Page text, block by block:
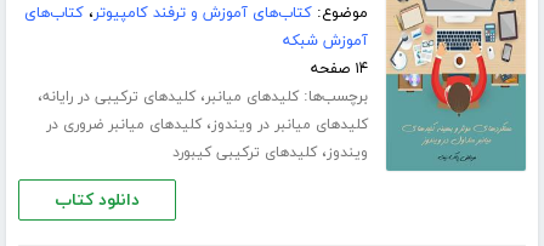
موضوع:کتاب‌های آموزش و ترفند کامپیوتر،کتاب‌های
آموزش شبکه
۱۴ صفحه
برچسب‌ها:کلیدهای میانبر،کلیدهای ترکیبی در رایانه،
کلیدهای میانبر در ویندوز،کلیدهای میانبر ضروری در
ویندوز،کلیدهای ترکیبی کیبورد
دانلود کتاب